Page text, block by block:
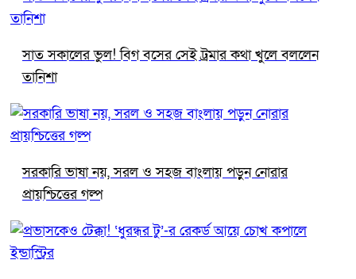
সাত সকালের ভুল! বিগ বসের সেই ট্রমার কথা খুলে বললেন
তানিশা
সরকারি ভাষা নয়, সরল ও সহজ বাংলায় পড়ুন নোরার
প্রায়শ্চিত্তের গল্প